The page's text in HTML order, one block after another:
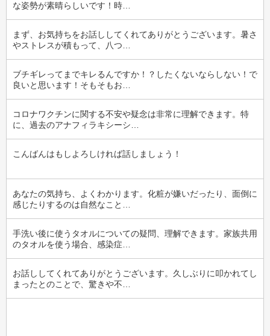
な姿勢が素晴らしいです！時…
まず、お気持ちをお話ししてくれてありがとうございます。暑さ
やストレスが積もって、八つ…
ブチギレってまでキレるんですか！？したくないならしない！で
良いと思います！そもそもお…
コロナワクチンに関する不安や疑念は非常に理解できます。特
に、過去のアナフィラキシーシ…
こんばんはもしよろしければ話しましょう！
あなたの気持ち、よくわかります。化粧が嫌いだったり、面倒に
感じたりするのは自然なこと…
手洗い後に使うタオルについての疑問、理解できます。家族共用
のタオルを使う場合、感染症…
お話ししてくれてありがとうございます。久しぶりに叩かれてし
まったとのことで、驚きや不…